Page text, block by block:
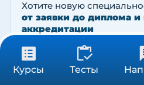
Курсы Тесты
Хотите новую
от заявки до диплома
аккредитации
Лицензия и
24 900 ₽
504 ч